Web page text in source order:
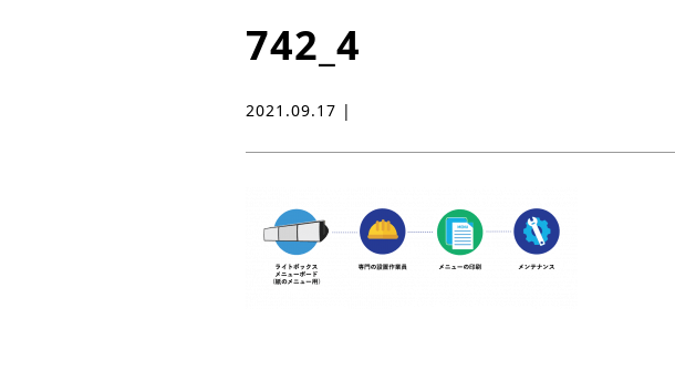
742_4
2021.09.17 |